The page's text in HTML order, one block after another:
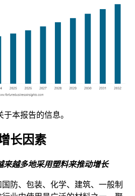
于本报告的信息。
长因素
来越多地采用塑料来推动增长
防、包装、化学、建筑、一般制